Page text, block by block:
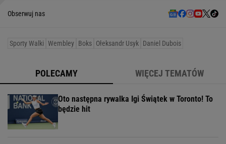
Obserwuj nas
Sporty Walki Wembley Boks Ołeksandr Usyk Daniel Dubois
POLECAMY WIĘCEJ TEMATÓW
Oto następna rywalka Igi Świątek w Toronto! To
będzie hit